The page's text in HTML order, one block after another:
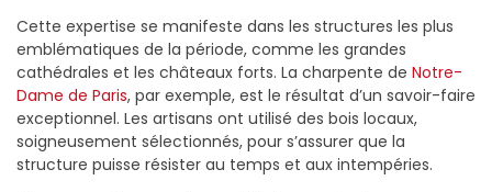
Cette expertise se manifeste dans les structures les plus
emblématiques de la période, comme les grandes
cathédrales et les châteaux forts. La charpente de Notre-
Dame de Paris, par exemple, est le résultat d’un savoir-faire
exceptionnel. Les artisans ont utilisé des bois locaux,
soigneusement sélectionnés, pour s’assurer que la
structure puisse résister au temps et aux intempéries.